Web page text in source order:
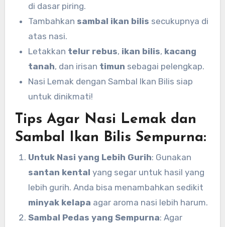
di dasar piring.
Tambahkan sambal ikan bilis secukupnya di
atas nasi.
Letakkan telur rebus, ikan bilis, kacang
tanah, dan irisan timun sebagai pelengkap.
Nasi Lemak dengan Sambal Ikan Bilis siap
untuk dinikmati!
Tips Agar Nasi Lemak dan
Sambal Ikan Bilis Sempurna:
Untuk Nasi yang Lebih Gurih: Gunakan
santan kental yang segar untuk hasil yang
lebih gurih. Anda bisa menambahkan sedikit
minyak kelapa agar aroma nasi lebih harum.
Sambal Pedas yang Sempurna: Agar